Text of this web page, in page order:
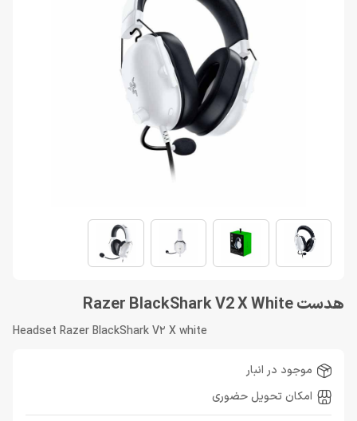
هدست Razer BlackShark V2 X White
Headset Razer BlackShark V2 X white
موجود در انبار
امکان تحویل حضوری